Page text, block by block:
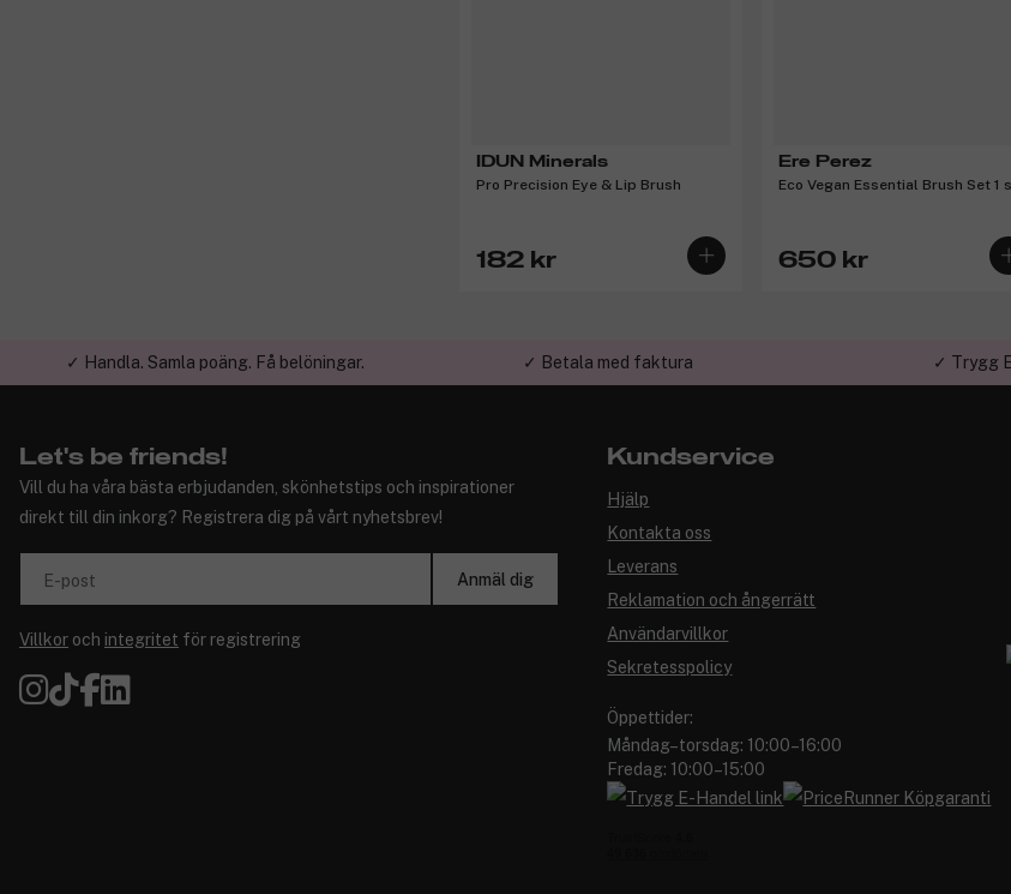
IDUN Minerals
Pro Precision Eye & Lip Brush
182 kr
Ere Perez
Eco Vegan Essential Brush Set 1
650 kr
✓ Handla. Samla poäng. Få belöningar. ✓ Betala med faktura ✓ Trygg
Let's be friends!
Vill du ha våra bästa erbjudanden, skönhetstips och inspirationer
direkt till din inkorg? Registrera dig på vårt nyhetsbrev!
E-post Anmäl dig
Villkor och integritet för registrering
Kundservice
Hjälp
Kontakta oss
Leverans
Reklamation och ångerrätt
Användarvillkor
Sekretesspolicy
Öppettider:
Måndag–torsdag: 10:00–16:00
Fredag: 10:00–15:00